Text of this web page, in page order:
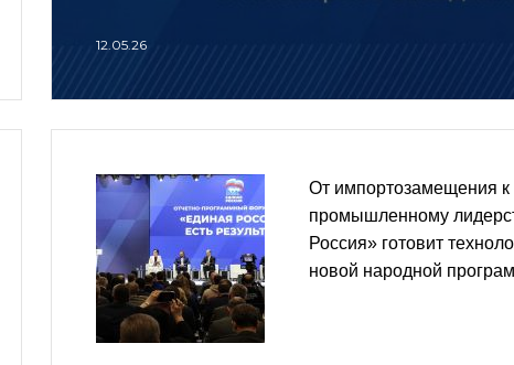
12.05.26
От импортозамещения к
промышленному
Россия» готовит
новой народной